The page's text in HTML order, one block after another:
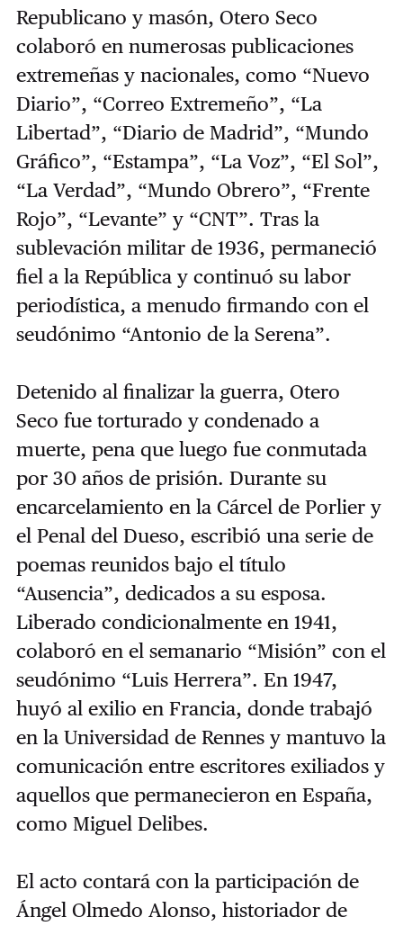
Republicano y masón, Otero Seco
colaboró en numerosas publicaciones
extremeñas y nacionales, como “Nuevo
Diario”, “Correo Extremeño”, “La
Libertad”, “Diario de Madrid”, “Mundo
Gráfico”, “Estampa”, “La Voz”, “El Sol”,
“La Verdad”, “Mundo Obrero”, “Frente
Rojo”, “Levante” y “CNT”. Tras la
sublevación militar de 1936, permaneció
fiel a la República y continuó su labor
periodística, a menudo firmando con el
seudónimo “Antonio de la Serena”.
Detenido al finalizar la guerra, Otero
Seco fue torturado y condenado a
muerte, pena que luego fue conmutada
por 30 años de prisión. Durante su
encarcelamiento en la Cárcel de Porlier y
el Penal del Dueso, escribió una serie de
poemas reunidos bajo el título
“Ausencia”, dedicados a su esposa.
Liberado condicionalmente en 1941,
colaboró en el semanario “Misión” con el
seudónimo “Luis Herrera”. En 1947,
huyó al exilio en Francia, donde trabajó
en la Universidad de Rennes y mantuvo la
comunicación entre escritores exiliados y
aquellos que permanecieron en España,
como Miguel Delibes.
El acto contará con la participación de
Ángel Olmedo Alonso, historiador de